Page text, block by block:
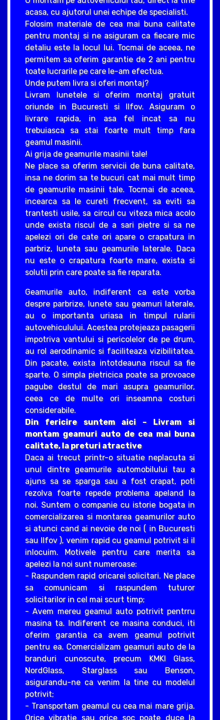
acasa, cu ajutorul unei echipe de specialisti.
Folosim materiale de cea mai buna calitate
pentru montaj si ne asiguram ca fiecare mic
detaliu este la locul lui. Tocmai de aceea, ne
permitem sa oferim garantie de 2 ani pentru
toate lucrarile pe care le-am efectua.
Unde putem livra si oferi montaj?
Livram lunetele si oferim montaj gratuit
oriunde in Bucuresti si Ilfov. Asiguram o
livrare rapida, in asa fel incat sa nu
trebuiasca sa stai foarte mult timp fara
geamul masinii.
Ai grija de geamurile masinii tale!
Ne place sa oferim servicii de buna calitate,
insa ne dorim sa te bucuri cat mai mult timp
de geamurile masinii tale. Tocmai de aceea,
incearca sa le cureti frecvent, sa eviti sa
trantesti usile, sa circul cu viteza mica acolo
unde exista riscul de a sari pietre si sa ne
apelezi ori de cate ori apare o crapatura in
parbriz, luneta sau geamurile laterale. Daca
nu este o crapatura foarte mare, exista si
solutii prin care poate sa fie reparata.
Geamurile auto, indiferent ca este vorba
despre parbrize, lunete sau geamuri laterale,
au o importanta uriasa in timpul rularii
autovehiculului. Acestea protejeaza pasagerii
impotriva vantului si pericolelor de pe drum,
au rol aerodinamic si faciliteaza vizibilitatea.
Din pacate, exista intotdeauna riscul sa fie
sparte. O simpla pietricica poate sa provoace
pagube destul de mari asupra geamurilor,
ceea ce de multe ori inseamna costuri
considerabile.
Din fericire suntem aici – Livram si
montam geamuri auto de cea mai buna
calitate, la preturi atractive
Daca ai trecut printr-o situatie neplacuta si
unul dintre geamurile automobilului tau a
ajuns sa se sparga sau a fost crapat, poti
rezolva foarte repede problema apeland la
noi. Suntem o companie cu istorie bogata in
comercializarea si montarea geamurilor auto
si atunci cand ai nevoie de noi ( in Bucuresti
sau Ilfov ), venim rapid cu geamul potrivit si il
inlocuim. Motivele pentru care merita sa
apelezi la noi sunt numeroase:
- Raspundem rapid oricarei solicitari. Ne place
sa comunicam si raspundem tuturor
solicitarilor in cel mai scurt timp;
- Avem mereu geamul auto potrivit pentrru
masina ta. Indiferent ce masina conduci, iti
oferim garantia ca avem geamul potrivit
pentru ea. Comercializam geamuri auto de la
branduri cunoscute, precum KMKI Glass,
NordGlass, Starglass sau Benson,
asigurandu-ne ca venim la tine cu modelul
potrivit;
- Transportam geamul cu cea mai mare grija.
Orice vibratie sau orice soc poate duce la